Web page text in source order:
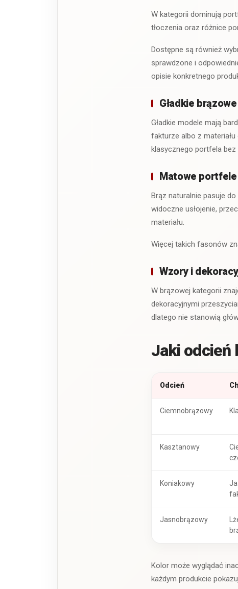
W kategorii dominują
tłoczenia oraz różnice
Dostępne są również
sprawdzone i
opisie konkretnego
Gładkie
Gładkie modele mają
fakturze albo z
klasycznego portfela bez
Matowe
Brąz naturalnie pasuje
widoczne usłojenie,
materiału.
Więcej takich fasonów
Wzory i
W brązowej kategorii
dekoracyjnymi
dlatego nie stanowią
Jaki odcień
Odcień
Ciemnobrązowy
Kasztanowy
Koniakowy
Jasnobrązowy
Kolor może wyglądać
każdym produkcie